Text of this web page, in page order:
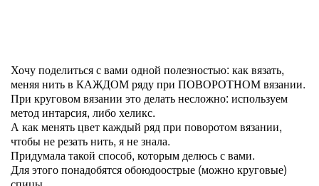
Хочу поделиться с вами одной полезностью: как вязать,
меняя нить в КАЖДОМ ряду при ПОВОРОТНОМ вязании.
При круговом вязании это делать несложно: используем
метод интарсия, либо хеликс.
А как менять цвет каждый ряд при поворотом вязании,
чтобы не резать нить, я не знала.
Придумала такой способ, которым делюсь с вами.
Для этого понадобятся обоюдоострые (можно круговые)